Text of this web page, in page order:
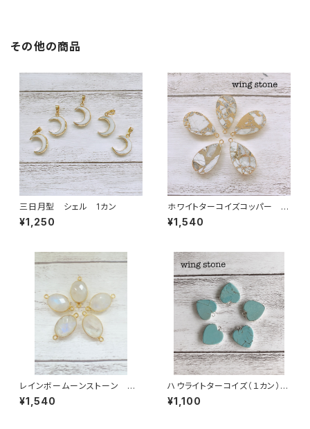
その他の商品
三日月型 シェル 1カン
¥1,250
ホワイトターコイズコッパー 雫
型 1カン
¥1,540
レインボームーンストーン オ
ーバル型 2カン
¥1,540
ハウライトターコイズ（１カン）シ
ルバー
¥1,100